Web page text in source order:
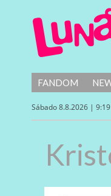
FANDOM
Sábado 8.8.2026 | 9:19